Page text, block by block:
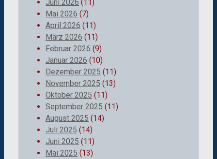
Juni 2026 (11)
Mai 2026 (7)
April 2026 (11)
März 2026 (11)
Februar 2026 (9)
Januar 2026 (10)
Dezember 2025 (11)
November 2025 (13)
Oktober 2025 (11)
September 2025 (11)
August 2025 (14)
Juli 2025 (14)
Juni 2025 (11)
Mai 2025 (13)